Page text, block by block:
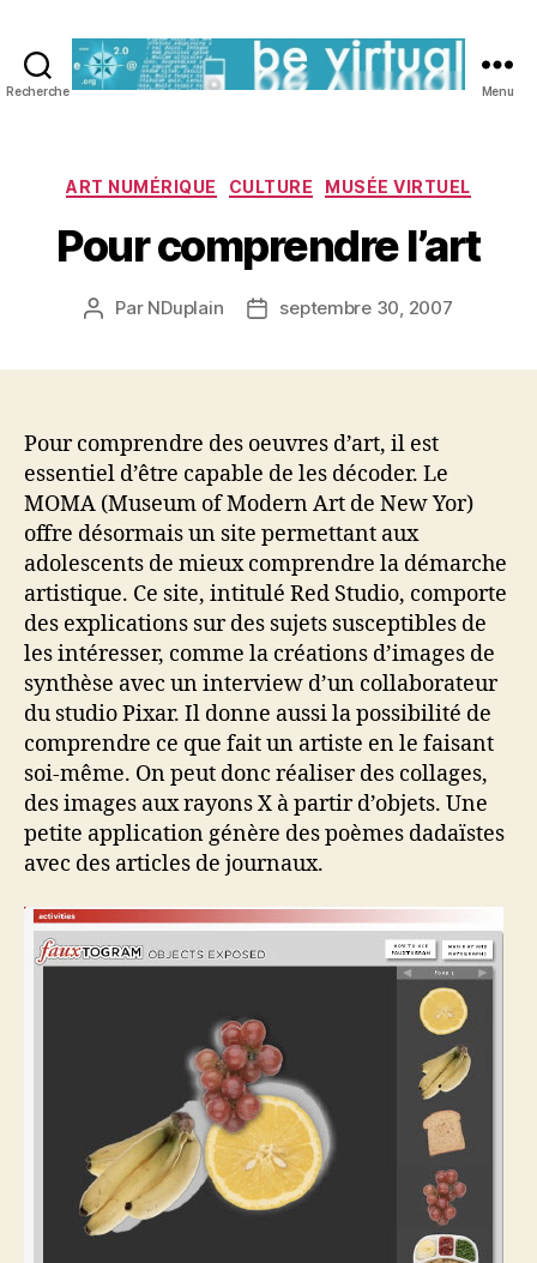
Recherche Menu
Catégories
ART NUMÉRIQUE CULTURE MUSÉE VIRTUEL
Pour comprendre l’art
Auteur
Par NDuplain
Dateseptembre 30, 2007
Pour comprendre des oeuvres d’art, il est
essentiel d’être capable de les décoder. Le
MOMA (Museum of Modern Art de New Yor)
offre désormais un site permettant aux
adolescents de mieux comprendre la démarche
artistique. Ce site, intitulé Red Studio, comporte
des explications sur des sujets susceptibles de
les intéresser, comme la créations d’images de
synthèse avec un interview d’un collaborateur
du studio Pixar. Il donne aussi la possibilité de
comprendre ce que fait un artiste en le faisant
soi-même. On peut donc réaliser des collages,
des images aux rayons X à partir d’objets. Une
petite application génère des poèmes dadaïstes
avec des articles de journaux.